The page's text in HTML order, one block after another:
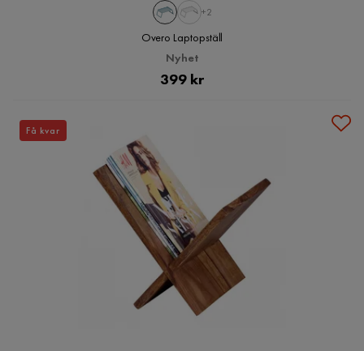
+2
Overo Laptopställ
Nyhet
Pris
399 kr
Få kvar